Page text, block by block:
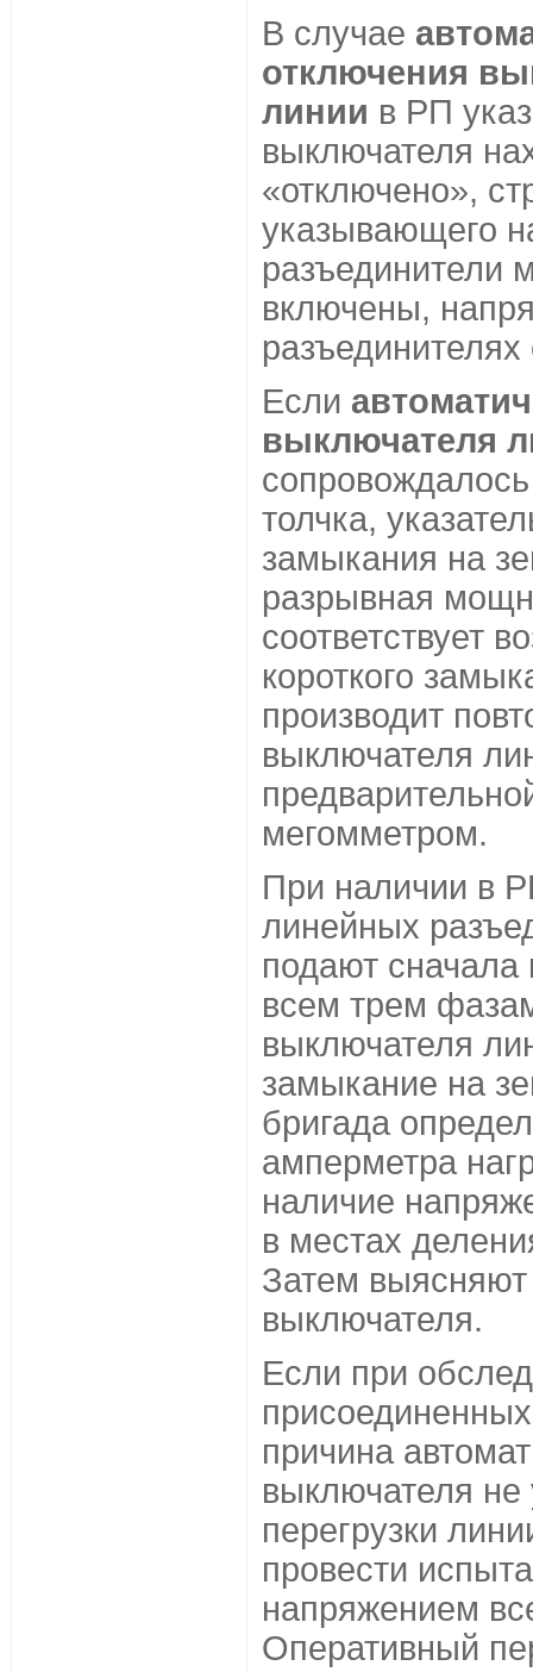
В случае
отключения
линии в РП
выключателя
«отключено»,
указывающего
разъединители
включены,
разъединителях
Если
выключателя
толчка,
замыкания на
разрывная
соответствует
короткого
производит
выключателя
мегомметром.
При наличии в
линейных
подают
всем трем
выключателя
замыкание на
бригада
амперметра
наличие
в местах
Затем
выключателя.
Если при
причина
выключателя не
перегрузки
провести
напряжением
Оперативный